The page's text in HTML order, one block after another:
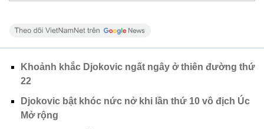
Khoảnh khắc Djokovic ngất ngây ở thiên đường thứ
22
Djokovic bật khóc nức nở khi lần thứ 10 vô địch Úc
Mở rộng